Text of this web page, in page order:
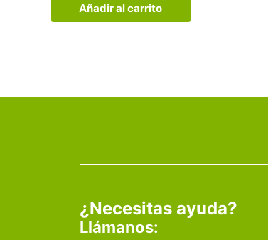
Añadir al carrito
¿Necesitas ayuda?
Llámanos: